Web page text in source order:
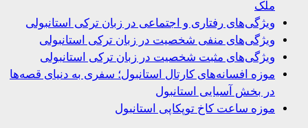
ویژگی‌های رفتاری و اجتماعی در زبان ترکی استانبولی
ویژگی‌های منفی شخصیت در زبان ترکی استانبولی
ویژگی‌های مثبت شخصیت در زبان ترکی استانبولی
موزه افسانه‌های کارتال استانبول؛ سفری به دنیای قصه‌ها
در بخش آسیایی استانبول
موزه ساعت کاخ توپکاپی استانبول